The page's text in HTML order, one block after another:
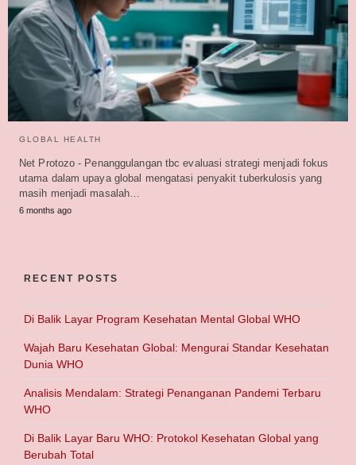
GLOBAL HEALTH
Net Protozo - Penanggulangan tbc evaluasi strategi menjadi fokus
utama dalam upaya global mengatasi penyakit tuberkulosis yang
masih menjadi masalah…
6 months ago
RECENT POSTS
Di Balik Layar Program Kesehatan Mental Global WHO
Wajah Baru Kesehatan Global: Mengurai Standar Kesehatan
Dunia WHO
Analisis Mendalam: Strategi Penanganan Pandemi Terbaru
WHO
Di Balik Layar Baru WHO: Protokol Kesehatan Global yang
Berubah Total